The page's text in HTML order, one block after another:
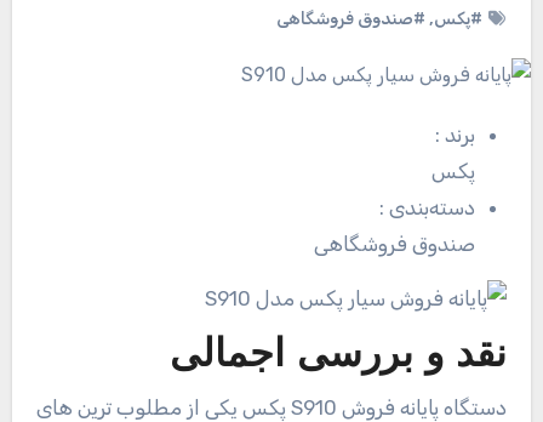
#پکس, #صندوق فروشگاهی
برند:
پکس
دسته‌بندی:
صندوق فروشگاهی
نقد و بررسی اجمالی
دستگاه پایانه فروش S910 پکس یکی از مطلوب ترین های